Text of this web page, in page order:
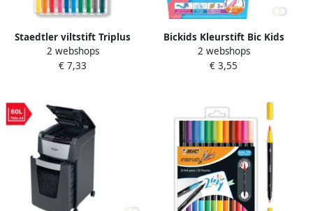
Staedtler viltstift Triplus
Color opstelbare box met 10
kleuren
2 webshops
€ 7,33
Bickids Kleurstift Bic Kids
Visacolor XL blister Ã 8
stuks assorti
2 webshops
€ 3,55